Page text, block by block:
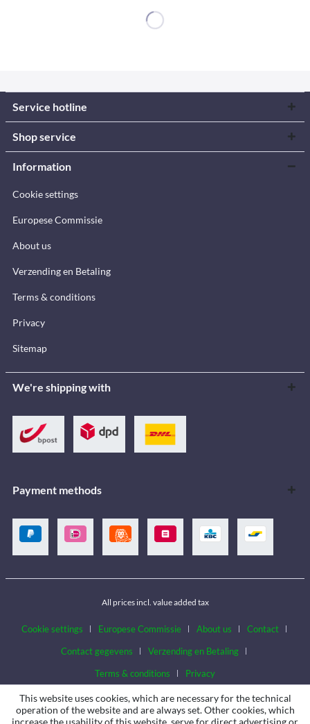
Service hotline
Shop service
Information
Cookie settings
Europese Commissie
About us
Verzending en Betaling
Terms & conditions
Privacy
Sitemap
We're shipping with
Payment methods
All prices incl. value added tax
Cookie settings Europese Commissie About us
Contact
Contact gegevens
Verzending en Betaling
Terms & conditions
Privacy
This website uses cookies, which are necessary for the technical
operation of the website and are always set. Other cookies, which
increase the usability of this website, serve for direct advertising or